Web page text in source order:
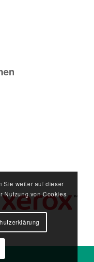
Sie weiter auf dieser
Nutzung von Cookies